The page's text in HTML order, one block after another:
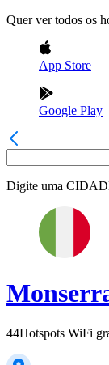
Quer ver todos os
App Store
Google Play
Digite uma
44Hotspots WiFi